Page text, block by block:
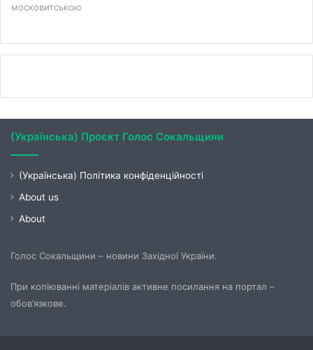
московитською
(Українська) Проєкт Голос Сокальщини
(Українська) Політика конфіденційності
About us
About
Голос Сокальщини – новини Західної України.
При копіюванні матеріалів активне посилання на портал –
обов’язкове.